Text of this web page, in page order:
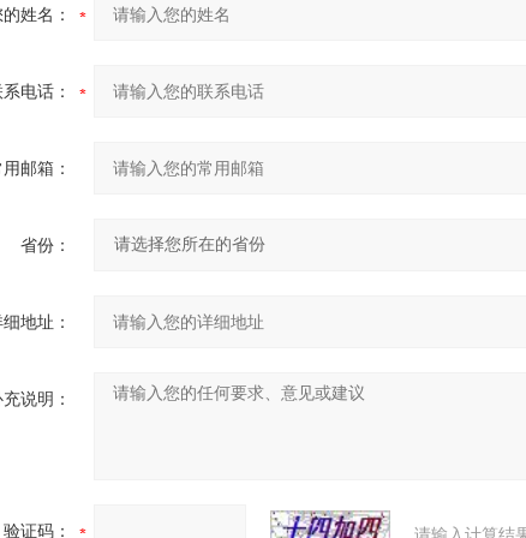
姓名：
电话：
邮箱：
省份：
地址：
说明：
验证码：